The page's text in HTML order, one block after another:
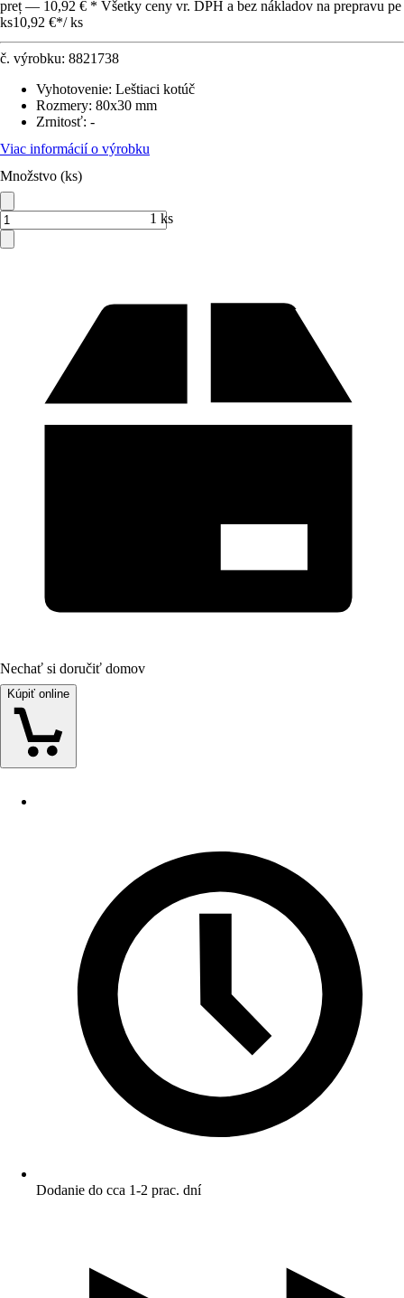
preț — 10,92 € * Všetky ceny vr. DPH a bez nákladov na prepravu pe
ks10,92 €*/ ks
č. výrobku: 8821738
Vyhotovenie: Leštiaci kotúč
Rozmery: 80x30 mm
Zrnitosť: -
Viac informácií o výrobku
Množstvo (ks)
1 ks
Nechať si doručiť domov
Kúpiť online
Dodanie do cca 1-2 prac. dní